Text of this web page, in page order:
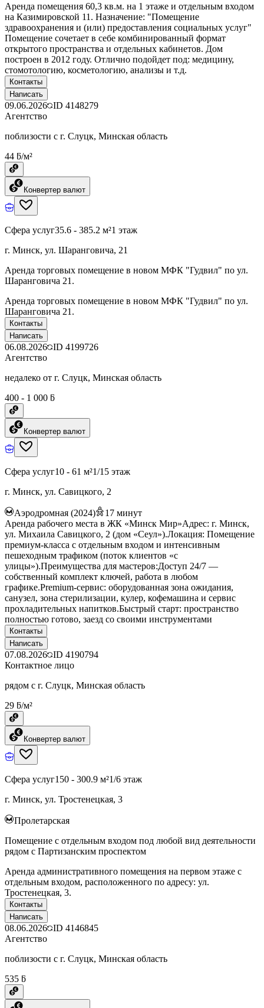
Аренда помещения 60,3 кв.м. на 1 этаже и отдельным входом
на Казимировской 11. Назначение: "Помещение
здравоохранения и (или) предоставления социальных услуг"
Помещение сочетает в себе комбинированный формат
открытого пространства и отдельных кабинетов. Дом
построен в 2012 году. Отлично подойдет под: медицину,
стомотологию, косметологию, анализы и т.д.
Контакты
Написать
09.06.2026 ID 4148279
Агентство
поблизости с г. Слуцк, Минская область
44 ƃ/м²
Конвертер валют
Сфера услуг35.6 - 385.2 м²1 этаж
г. Минск, ул. Шаранговича, 21
Аренда торговых помещение в новом МФК "Гудвил" по ул.
Шаранговича 21.
Аренда торговых помещение в новом МФК "Гудвил" по ул.
Шаранговича 21.
Контакты
Написать
06.08.2026 ID 4199726
Агентство
недалеко от г. Слуцк, Минская область
400 - 1 000 ƃ
Конвертер валют
Сфера услуг10 - 61 м²1/15 этаж
г. Минск, ул. Савицкого, 2
Аэродромная (2024) 17 минут
Аренда рабочего места в ЖК «Минск Мир»Адрес: г. Минск,
ул. Михаила Савицкого, 2 (дом «Сеул»).Локация: Помещение
премиум-класса с отдельным входом и интенсивным
пешеходным трафиком (поток клиентов «с
улицы»).Преимущества для мастеров:Доступ 24/7 —
собственный комплект ключей, работа в любом
графике.Premium-сервис: оборудованная зона ожидания,
санузел, зона стерилизации, кулер, кофемашина и сервис
прохладительных напитков.Быстрый старт: пространство
полностью готово, заезд со своими инструментами
Контакты
Написать
07.08.2026 ID 4190794
Контактное лицо
рядом с г. Слуцк, Минская область
29 ƃ/м²
Конвертер валют
Сфера услуг150 - 300.9 м²1/6 этаж
г. Минск, ул. Тростенецкая, 3
Пролетарская
Помещение с отдельным входом под любой вид деятельности
рядом с Партизанским проспектом
Аренда административного помещения на первом этаже с
отдельным входом, расположенного по адресу: ул.
Тростенецкая, 3.
Контакты
Написать
08.06.2026 ID 4146845
Агентство
поблизости с г. Слуцк, Минская область
535 ƃ